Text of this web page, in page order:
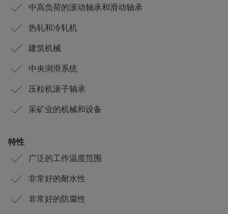
中高负荷的滚动轴承和滑动轴承
热轧和冷轧机
建筑机械
中央润滑系统
压粒机滚子轴承
采矿业的机械和设备
特性
广泛的工作温度范围
非常好的耐水性
非常好的防腐性